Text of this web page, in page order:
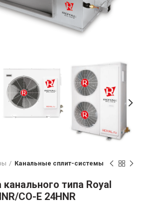
увеличить
Канальные сплит-системы
типа Royal
CO-E 24HNR